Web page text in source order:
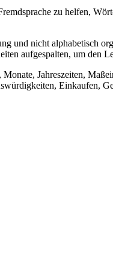
zu helfen,
und nicht alphabetisch
aufgespalten, um den
Jahreszeiten,
Einkaufen,